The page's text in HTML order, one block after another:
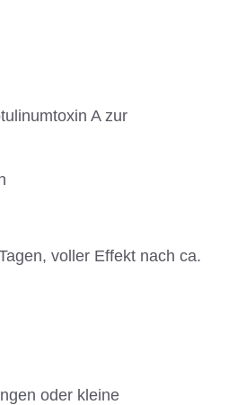
A zur
voller Effekt nach ca.
oder kleine